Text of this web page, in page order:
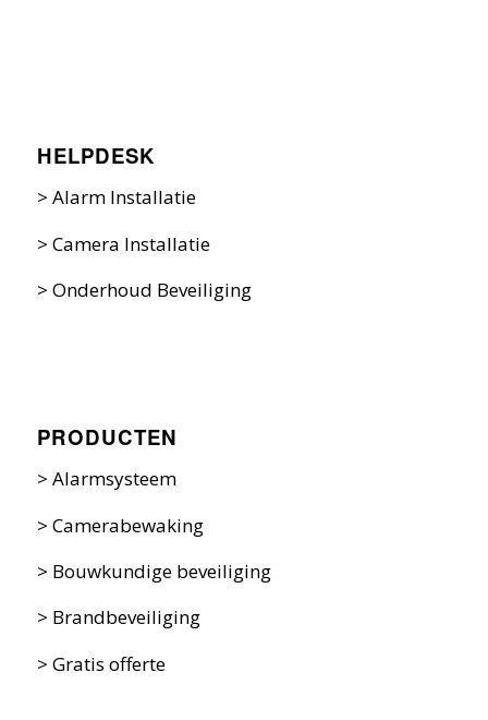
HELPDESK
> Alarm Installatie
> Camera Installatie
> Onderhoud Beveiliging
PRODUCTEN
> Alarmsysteem
> Camerabewaking
> Bouwkundige beveiliging
> Brandbeveiliging
> Gratis offerte